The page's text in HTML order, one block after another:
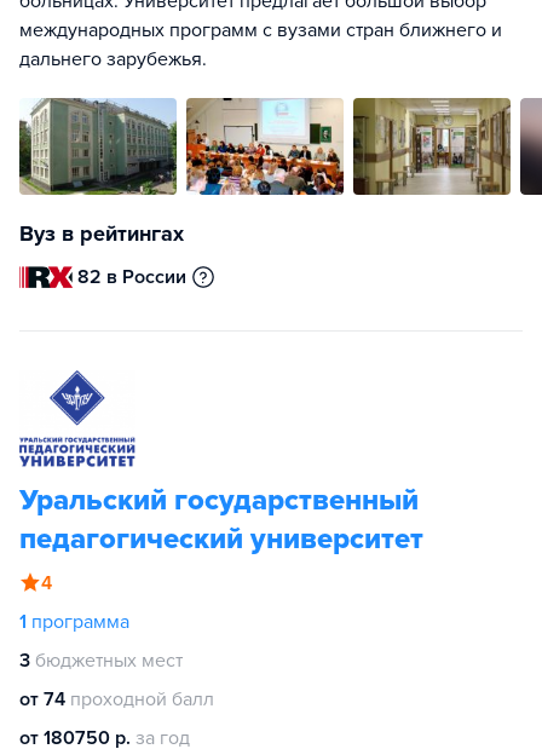
международных программ с вузами стран ближнего и
дальнего зарубежья.
Вуз в рейтингах
82 в России
Уральский государственный
педагогический университет
4
1 программа
3 бюджетных мест
от 74 проходной балл
от 180750 р. за год